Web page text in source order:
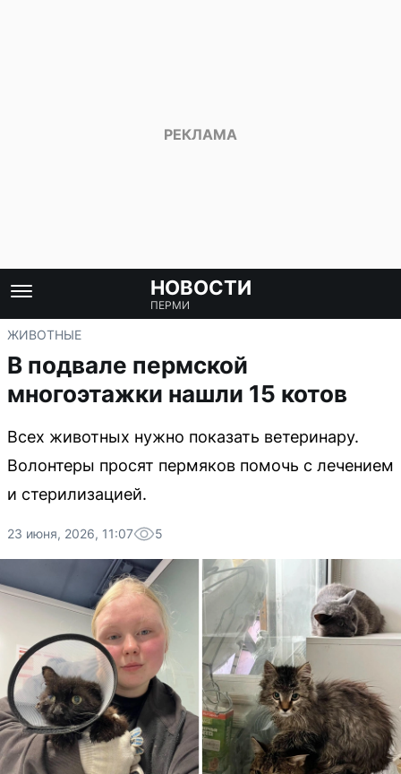
НОВОСТИ
ПЕРМИ
ЖИВОТНЫЕ
В подвале пермской
многоэтажки нашли 15 котов
Всех животных нужно показать ветеринару.
Волонтеры просят пермяков помочь с лечением
и стерилизацией.
23 июня, 2026, 11:07 5